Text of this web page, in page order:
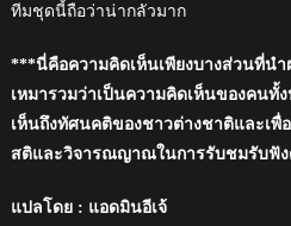
ทีมชุดนี้ถือว่าน่ากลัวมาก
***นี่คือความคิดเห็นเพียงบางส่วนที่นำ
เหมารวมว่าเป็นความคิดเห็นของคนทั้
เห็นถึงทัศนคติของชาวต่างชาติและเพื่
สติและวิจารณญาณในการรับชมรับฟั
แปลโดย : แอดมินอีเจ้